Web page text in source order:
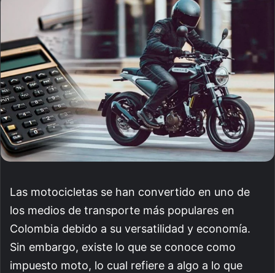
email
Las motocicletas se han convertido en uno de
los medios de transporte más populares en
Colombia debido a su versatilidad y economía.
Sin embargo, existe lo que se conoce como
impuesto moto, lo cual refiere a algo a lo que